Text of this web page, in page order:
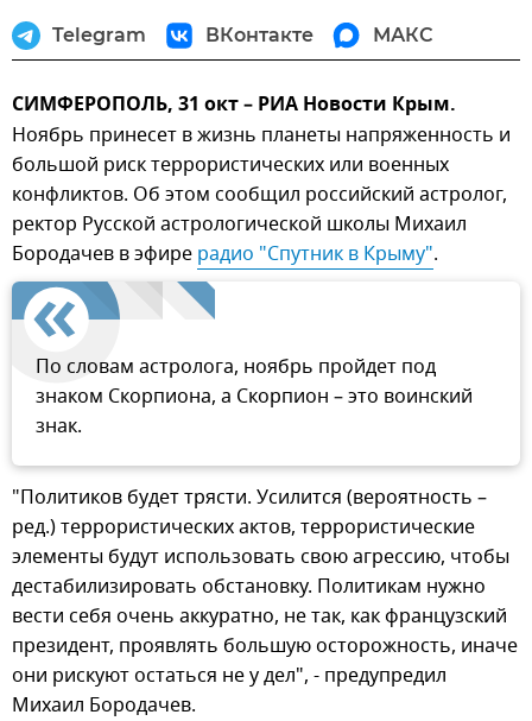
Telegram ВКонтакте МАКС
СИМФЕРОПОЛЬ, 31 окт – РИА Новости Крым.
Ноябрь принесет в жизнь планеты напряженность и
большой риск террористических или военных
конфликтов. Об этом сообщил российский астролог,
ректор Русской астрологической школы Михаил
Бородачев в эфире радио "Спутник в Крыму".
По словам астролога, ноябрь пройдет под
знаком Скорпиона, а Скорпион – это воинский
знак.
"Политиков будет трясти. Усилится (вероятность –
ред.) террористических актов, террористические
элементы будут использовать свою агрессию, чтобы
дестабилизировать обстановку. Политикам нужно
вести себя очень аккуратно, не так, как французский
президент, проявлять большую осторожность, иначе
они рискуют остаться не у дел", - предупредил
Михаил Бородачев.